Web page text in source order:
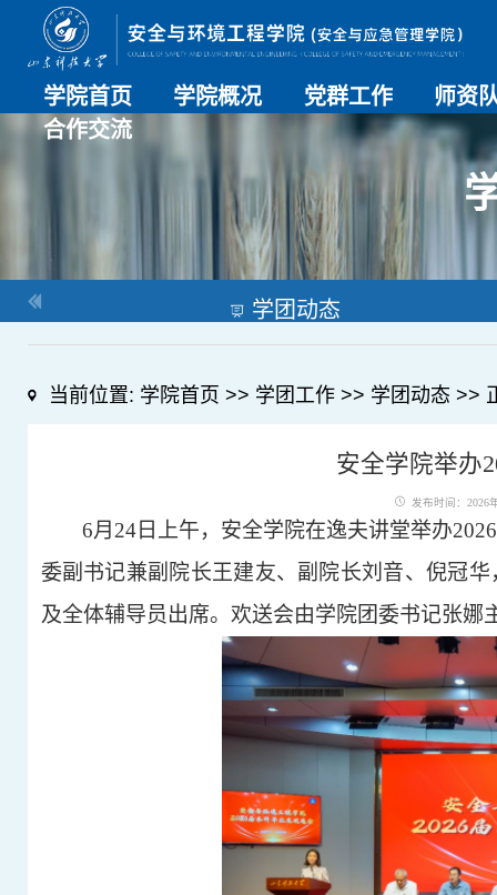
学院首页 学院概况 党群工作 师资
师资总
导师名
教师简
合作交流
学团动态
当前位置: 学院首页 >> 学团工作>> 学团动态 >>
安全学院举办
发布时间：2026
6月24日上午，安全学院在逸夫讲堂举办
委副书记兼副院长王建友、副院长刘音、倪冠
及全体辅导员出席。欢送会由学院团委书记张娜